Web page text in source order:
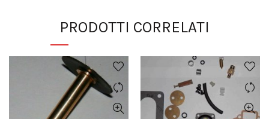
PRODOTTI CORRELATI